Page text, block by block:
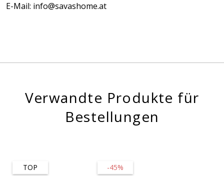
E-Mail: info@savashome.at
Verwandte Produkte für
Bestellungen
-45%
TOP